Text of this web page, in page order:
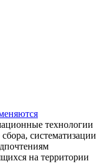
технологии
систематизации
на территории